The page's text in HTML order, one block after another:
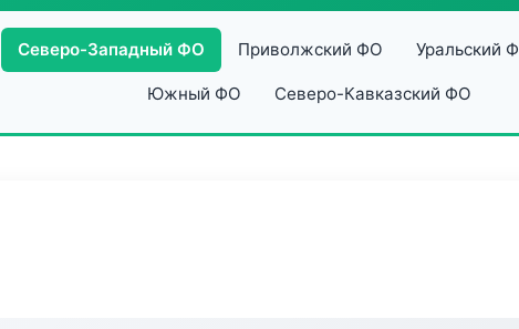
Северо-Западный ФО Приволжский ФО Уральский
Южный ФО Северо-Кавказский ФО